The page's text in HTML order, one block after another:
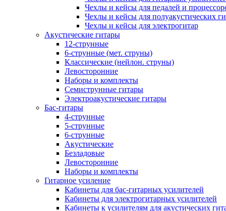
Чехлы и кейсы для педалей и
Чехлы и кейсы для полуакустических
Чехлы и кейсы для электрогитар
Акустические гитары
12-струнные
6-струнные (мет. струны)
Классические (нейлон. струны)
Левосторонние
Наборы и комплекты
Семиструнные гитары
Электроакустические гитары
Бас-гитары
4-струнные
5-струнные
6-струнные
Акустические
Безладовые
Левосторонние
Наборы и комплекты
Гитарное усиление
Кабинеты для бас-гитарных усилителей
Кабинеты для электрогитарных усилителей
Кабинеты к усилителям для акустических